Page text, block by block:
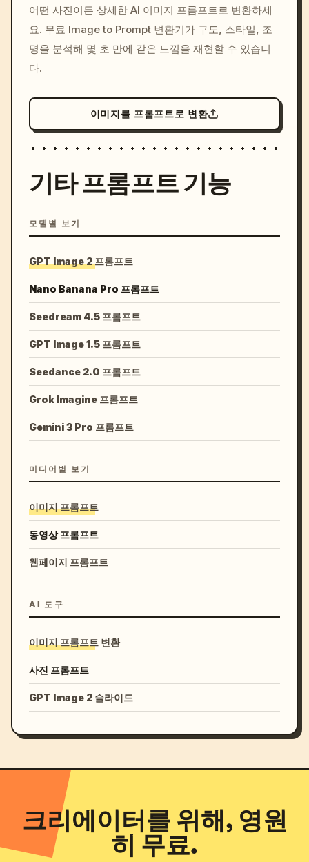
c, cyberpunk sunset, neon
colors, 8k --v 6.0
어떤 사진이든 상세한 AI 이미지 프롬프트로 변환하세
요. 무료 Image to Prompt 변환기가 구도, 스타일, 조
명을 분석해 몇 초 만에 같은 느낌을 재현할 수 있습니
다.
이미지를 프롬프트로 변환
기타 프롬프트 기능
모델별 보기
GPT Image 2 프롬프트
Nano Banana Pro 프롬프트
Seedream 4.5 프롬프트
GPT Image 1.5 프롬프트
Seedance 2.0 프롬프트
Grok Imagine 프롬프트
Gemini 3 Pro 프롬프트
미디어별 보기
이미지 프롬프트
동영상 프롬프트
웹페이지 프롬프트
AI 도구
이미지 프롬프트 변환
사진 프롬프트
GPT Image 2 슬라이드
크리에이터를 위해, 영원
히 무료.